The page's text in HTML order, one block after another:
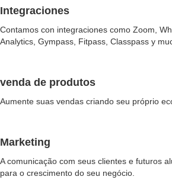
Integraciones
Contamos con integraciones como Zoom,
Analytics, Gympass, Fitpass, Classpass y
venda de produtos
Aumente suas vendas criando seu próprio
Marketing
A comunicação com seus clientes e futuros
para o crescimento do seu negócio.